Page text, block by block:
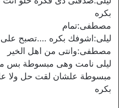
بكره
مصطفى:تمام
ليلى:اشوفك بكره ….تصبح على
مصطفى:وانتى من اهل الخير
ليلى نامت وهى مبسوطة بس
مبسوطة علشان لقت حل
بكره